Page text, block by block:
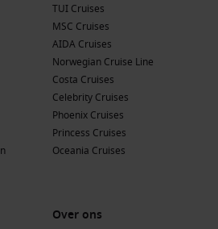
TUI Cruises
MSC Cruises
AIDA Cruises
Norwegian Cruise Line
Costa Cruises
Celebrity Cruises
Phoenix Cruises
Princess Cruises
Oceania Cruises
Over ons